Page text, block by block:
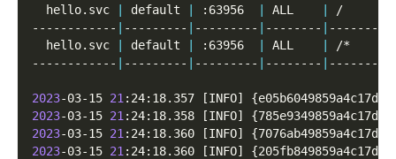
  hello.svc
default :63956 ALL /
------------
--------- --------- -------- -------
  hello.svc
default :63956 ALL /*
------------
--------- --------- -------- -------
2023-03-15 21 :24:18.357 [INFO] {
2023-03-15 21 :24:18.358 [INFO] {
2023-03-15 21 :24:18.360 [INFO] {
2023-03-15 21 :24:18.360 [INFO] {